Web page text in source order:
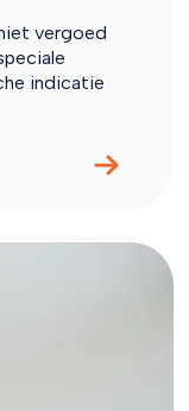
vergoed
indicatie